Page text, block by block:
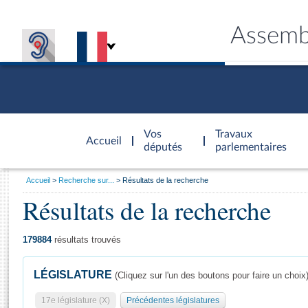
Accueil
d'accueil
Vos
députés
Travaux
parlementaires
Général
Vous
Accueil Recherche sur... Résultats de la recherche
Résultats de la recherche
179884résultats trouvés
LÉGISLATURE (Cliquez sur l'un des boutons pour faire un choix)
17e législature (X) Précédentes législatures